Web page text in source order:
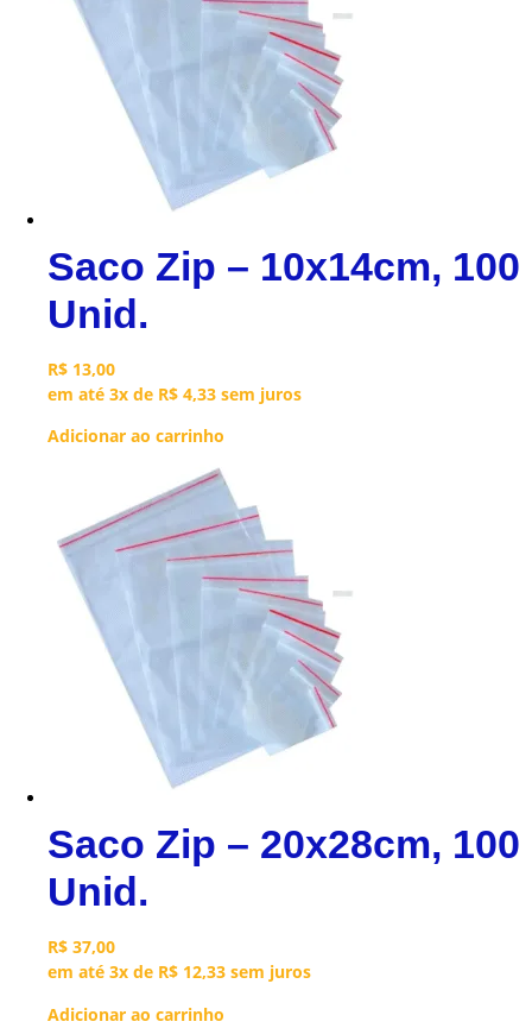
Saco Zip – 10x14cm, 100
Unid.
R$ 13,00
em até 3x de R$ 4,33 sem juros
Adicionar ao carrinho
Saco Zip – 20x28cm, 100
Unid.
R$ 37,00
em até 3x de R$ 12,33 sem juros
Adicionar ao carrinho